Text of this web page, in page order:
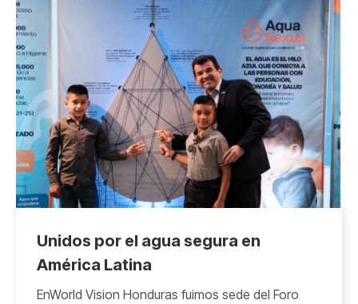
Unidos por el agua segura en
América Latina
EnWorld Vision Honduras fuimos sede del Foro